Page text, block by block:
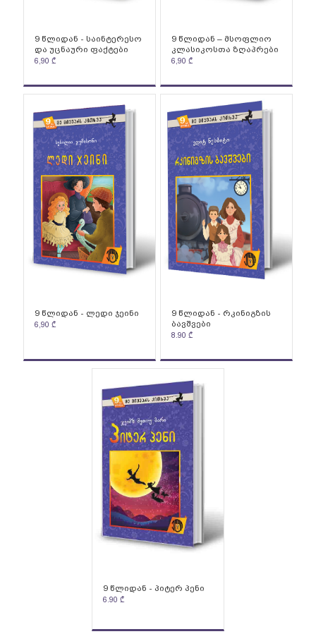
9 წლიდან - საინტერესო
და უცნაური ფაქტები
6,90 ₾
9 წლიდან – მსოფლიო
კლასიკოსთა ზღაპრები
6,90 ₾
9 წლიდან - ლედი ჯეინი
6,90 ₾
9 წლიდან - რკინიგზის
ბავშვები
8.90 ₾
9 წლიდან - პიტერ პენი
6.90 ₾